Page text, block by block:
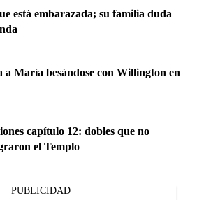
está embarazada; su familia duda
a María besándose con Willington en
capítulo 12: dobles que no
el Templo
PUBLICIDAD